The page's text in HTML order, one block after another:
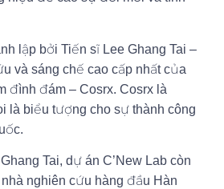
lập bởi Tiến sĩ Lee Ghang Tai –
và sáng chế cao cấp nhất của
đình đám – Cosrx. Cosrx là
là biểu tượng cho sự thành công
Tai, dự án C’New Lab còn
nghiên cứu hàng đầu Hàn